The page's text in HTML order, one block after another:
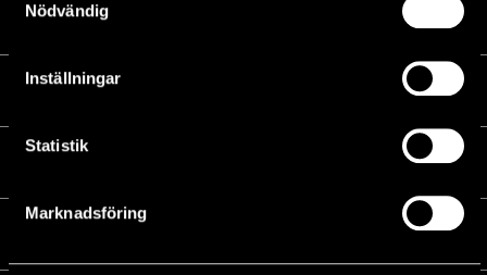
Nödvändig
Inställningar
Statistik
Marknadsföring
Kalender